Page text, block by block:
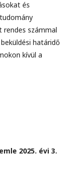
és
rendes számmal
határidő
kívül a
2025. évi 3.